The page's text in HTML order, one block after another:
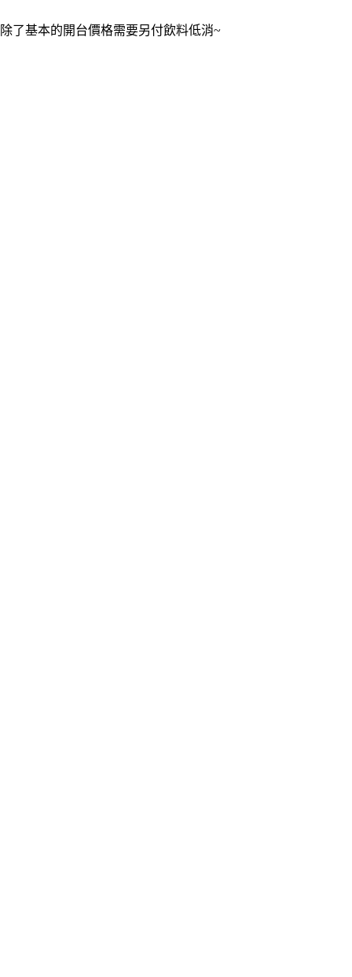
除了基本的開台價格需要另付飲料低消~